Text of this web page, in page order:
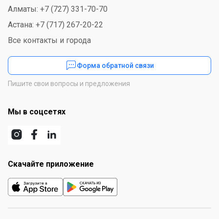
Алматы: +7 (727) 331-70-70
Астана: +7 (717) 267-20-22
Все контакты и города
Форма обратной связи
Пишите свои вопросы и предложения
Мы в соцсетях
Скачайте приложение